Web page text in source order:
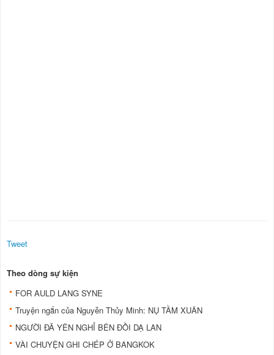
Tweet
Theo dòng sự kiện
FOR AULD LANG SYNE
Truyện ngắn của Nguyễn Thủy Minh: NỤ TẦM XUÂN
NGƯỜI ĐÃ YÊN NGHỈ BÊN ĐỒI DẠ LAN
VÀI CHUYỆN GHI CHÉP Ở BANGKOK